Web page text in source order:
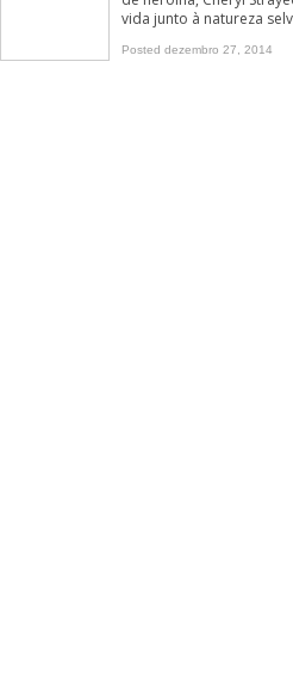
Feng Shui para melhorar a energia da
Fondue de Chocolate
vida junto à natureza
Posted dezembro 27, 2014